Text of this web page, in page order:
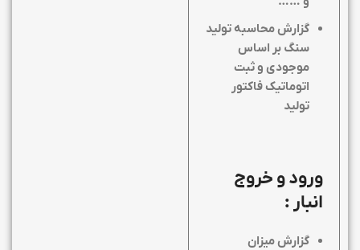
گزارش محاسبه تولید
سنگ بر اساس
موجودی و ثبت
اتوماتیک فاکتور
تولید
ورود و خروج
انبار :
گزارش میزان